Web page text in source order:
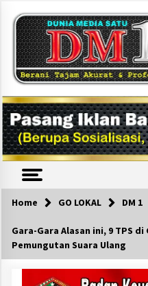
content
Home GO LOKAL DM 1
Gara-Gara Alasan ini, 9 TPS
Pemungutan Suara Ulang